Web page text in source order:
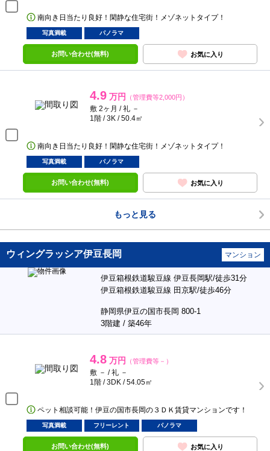
南向き日当たり良好！閑静な住宅街！メゾネットタイプ！
写真満載 パノラマ
お問い合わせ(無料) お気に入り
4.9 万円 （管理費等2,000円）
敷 2ヶ月 / 礼 －
1階 / 3K / 50.4㎡
南向き日当たり良好！閑静な住宅街！メゾネットタイプ！
写真満載 パノラマ
お問い合わせ(無料) お気に入り
もっと見る
ウィングラッシア伊豆長岡 マンション
伊豆箱根鉄道駿豆線 伊豆長岡駅/徒歩31分
伊豆箱根鉄道駿豆線 田京駅/徒歩46分
静岡県伊豆の国市長岡 800-1
3階建 / 築46年
4.8 万円 （管理費等－）
敷 － / 礼 －
1階 / 3DK / 54.05㎡
ペット相談可能！伊豆の国市長岡の３ＤＫ賃貸マンションです！
写真満載 フリーレント パノラマ
お問い合わせ(無料) お気に入り